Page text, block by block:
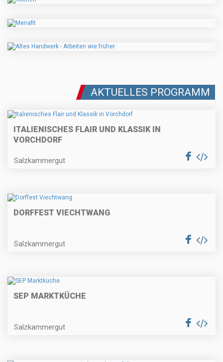
AKTUELLES PROGRAMM
ITALIENISCHES FLAIR UND KLASSIK IN
VORCHDORF
Salzkammergut
DORFFEST VIECHTWANG
Salzkammergut
SEP MARKTKÜCHE
Salzkammergut